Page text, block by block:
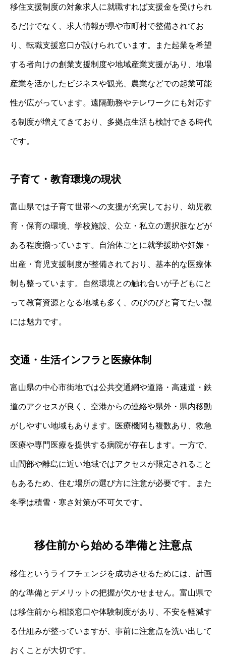
移住支援制度の対象求人に就職すれば支援金を受けられ
るだけでなく、求人情報が県や市町村で整備されてお
り、転職支援窓口が設けられています。また起業を希望
する者向けの創業支援制度や地域産業支援があり、地場
産業を活かしたビジネスや観光、農業などでの起業可能
性が広がっています。遠隔勤務やテレワークにも対応す
る制度が増えてきており、多拠点生活も検討できる時代
です。
子育て・教育環境の現状
富山県では子育て世帯への支援が充実しており、幼児教
育・保育の環境、学校施設、公立・私立の選択肢などが
ある程度揃っています。自治体ごとに就学援助や妊娠・
出産・育児支援制度が整備されており、基本的な医療体
制も整っています。自然環境との触れ合いが子どもにと
って教育資源となる地域も多く、のびのびと育てたい親
には魅力です。
交通・生活インフラと医療体制
富山県の中心市街地では公共交通網や道路・高速道・鉄
道のアクセスが良く、空港からの連絡や県外・県内移動
がしやすい地域もあります。医療機関も複数あり、救急
医療や専門医療を提供する病院が存在します。一方で、
山間部や離島に近い地域ではアクセスが限定されること
もあるため、住む場所の選び方に注意が必要です。また
冬季は積雪・寒さ対策が不可欠です。
移住前から始める準備と注意点
移住というライフチェンジを成功させるためには、計画
的な準備とデメリットの把握が欠かせません。富山県で
は移住前から相談窓口や体験制度があり、不安を軽減す
る仕組みが整っていますが、事前に注意点を洗い出して
おくことが大切です。